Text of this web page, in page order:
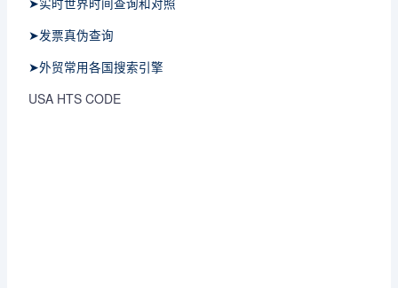
➤发票真伪查询
➤外贸常用各国搜索引擎
USA HTS CODE